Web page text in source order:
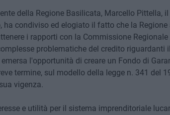
della Regione Basilicata, Marcello Pittella,
ha condiviso ed elogiato il fatto che la Regione
i rapporti con la Commissione Regionale
problematiche del credito riguardanti
l'opportunità di creare un Fondo di
termine, sul modello della legge n. 341 del
vigenza.
e utilità per il sistema imprenditoriale